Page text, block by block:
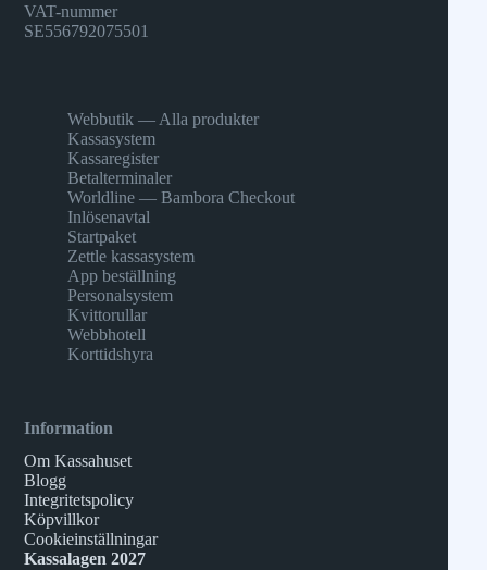
VAT-nummer
SE556792075501
Webbutik — Alla produkter
Kassasystem
Kassaregister
Betalterminaler
Worldline — Bambora Checkout
Inlösenavtal
Startpaket
Zettle kassasystem
App beställning
Personalsystem
Kvittorullar
Webbhotell
Korttidshyra
Information
Om Kassahuset
Blogg
Integritetspolicy
Köpvillkor
Cookieinställningar
Kassalagen 2027